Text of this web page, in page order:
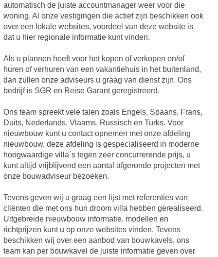
automatisch de juiste accountmanager weer voor die
woning. Al onze vestigingen die actief zijn beschikken ook
over een lokale websites, voordeel van deze website is
dat u hier regionale informatie kunt vinden.
Als u plannen heeft voor het kopen of verkopen en/of
huren of verhuren van een vakantiehuis in het buitenland,
dan zullen onze adviseurs u graag van dienst zijn. Ons
bedrijf is SGR en Reise Garant geregistreerd.
Ons team spreekt vele talen zoals Engels, Spaans, Frans,
Duits, Nederlands, Vlaams, Russisch en Turks. Voor
nieuwbouw kunt u contact opnemen met onze afdeling
nieuwbouw, deze afdeling is gespecialiseerd in moderne
hoogwaardige villa´s tegen zeer concurrerende prijs, u
kunt altijd vrijblijvend een aantal afgeronde projecten met
onze bouwadviseur bezoeken.
Tevens geven wij u graag een lijst met referenties van
cliënten die met ons hun droom villa hebben gerealiseerd.
Uitgebreide nieuwbouw informatie, modellen en
richtprijzen kunt u op onze websites vinden. Tevens
beschikken wij over een aanbod van bouwkavels, ons
team kan per bouwkavel de juiste informatie geven over